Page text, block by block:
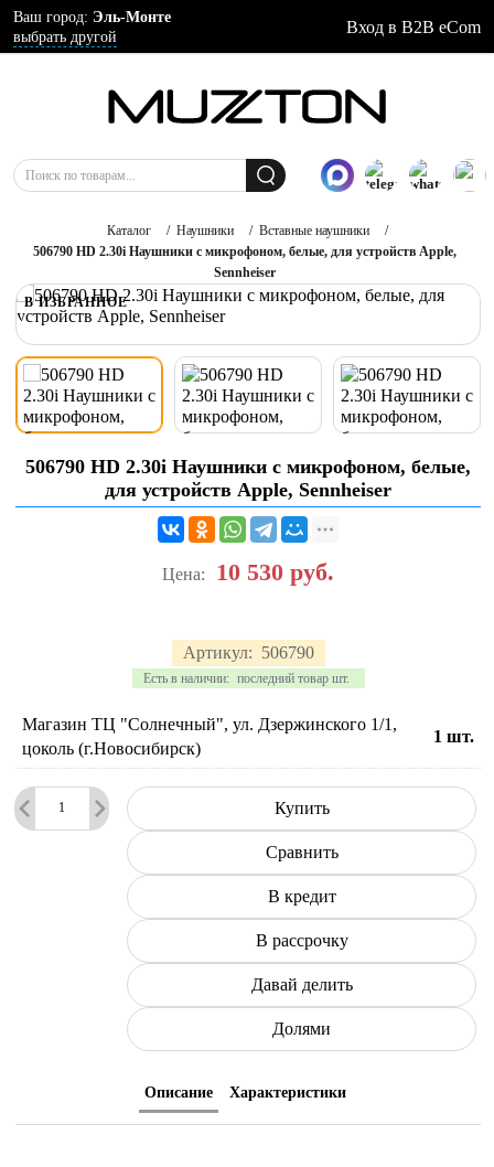
Ваш город: Эль-Монте
выбрать другой
Вход в B2B eCom
Каталог / Наушники / Вставные наушники
/
506790 HD 2.30i Наушники с микрофоном, белые, для устройств Apple,
Sennheiser
В ИЗБРАННОЕ
506790 HD 2.30i Наушники с микрофоном, белые,
для устройств Apple, Sennheiser
Артикул: 506790
Есть в наличии: последний товар шт.
Цена: 10 530 руб.
Магазин ТЦ "Солнечный", ул. Дзержинского 1/1,
цоколь (г.Новосибирск)
1 шт.
Купить
Сравнить
В кредит
В рассрочку
Давай делить
Долями
Описание Характеристики